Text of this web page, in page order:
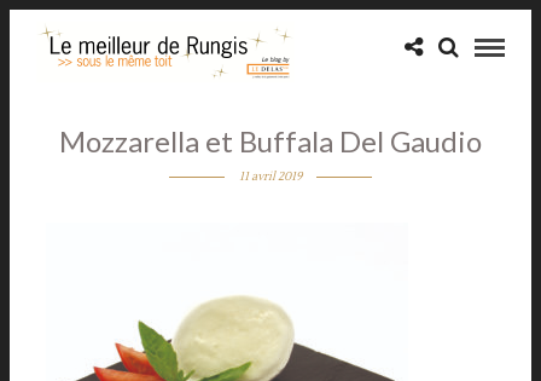
Mozzarella et Buffala Del Gaudio
11 avril 2019